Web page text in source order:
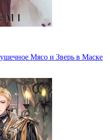
Мясо и Зверь в Маске